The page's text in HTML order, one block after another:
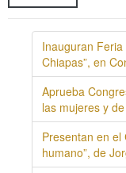
Inauguran Feria
Chiapas”, en
Aprueba
las mujeres y
Presentan en el
humano”, de